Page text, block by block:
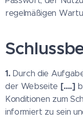
regelmäßigen
1. Durch die
der Webseite [….]
Konditionen zum
informiert zu sein